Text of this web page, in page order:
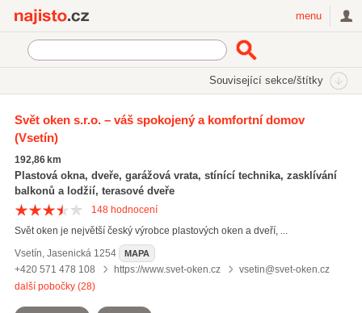
menu
Související sekce/štítky
výroba dveří
dřevěné dveře
zakázková výroba nábytku
(2931)
Svět oken s.r.o. – váš spokojený a komfortní domov
(Vsetín)
192,86 km
Plastová okna, dveře, garážová vrata, stínící technika, zasklívání
balkonů a lodžií, terasové dveře
148hodnocení
Svět oken je největší český výrobce plastových oken a dveří, ...
Vsetín, Jasenická 1254 MAPA
+420 571 478 108 https://www.svet-oken.cz
vsetin@svet-oken.cz
další pobočky (28)